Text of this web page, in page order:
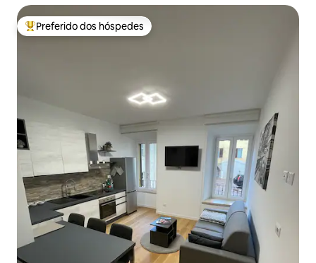
Entre os melhores preferidos dos hóspedes
Preferido dos hóspedes